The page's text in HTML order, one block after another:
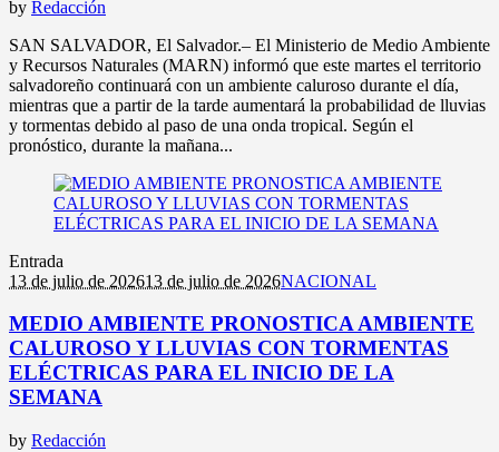
by Redacción
SAN SALVADOR, El Salvador.– El Ministerio de Medio Ambiente
y Recursos Naturales (MARN) informó que este martes el territorio
salvadoreño continuará con un ambiente caluroso durante el día,
mientras que a partir de la tarde aumentará la probabilidad de lluvias
y tormentas debido al paso de una onda tropical. Según el
pronóstico, durante la mañana...
Entrada
13 de julio de 202613 de julio de 2026NACIONAL
MEDIO AMBIENTE PRONOSTICA AMBIENTE
CALUROSO Y LLUVIAS CON TORMENTAS
ELÉCTRICAS PARA EL INICIO DE LA
SEMANA
by Redacción